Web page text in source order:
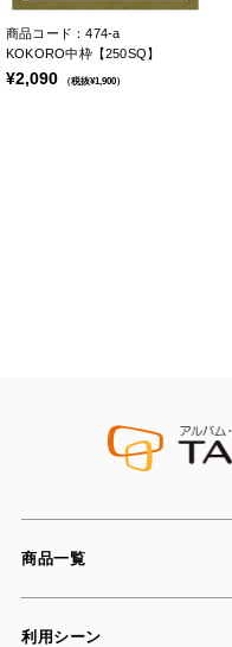
商品コード：474-a
KOKORO中枠【250SQ】
¥2,090 （税抜¥1,900）
商品一覧
利用シーン